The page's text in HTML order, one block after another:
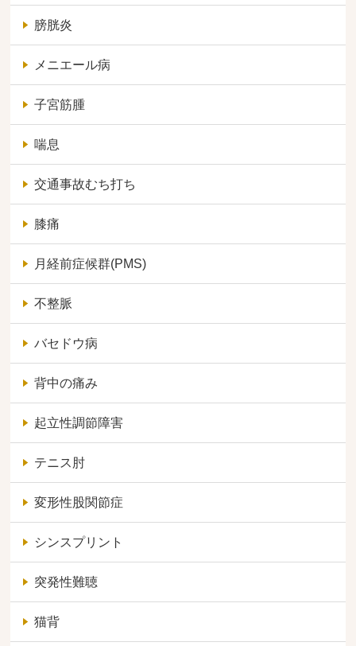
膀胱炎
メニエール病
子宮筋腫
喘息
交通事故むち打ち
膝痛
月経前症候群(PMS)
不整脈
バセドウ病
背中の痛み
起立性調節障害
テニス肘
変形性股関節症
シンスプリント
突発性難聴
猫背